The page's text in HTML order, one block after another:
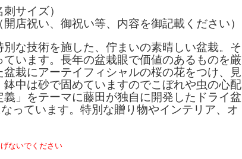
サイズ）
店祝い、御祝い等、内容を御記載ください）
な技術を施した、佇まいの素晴しい盆栽。そ
います。長年の盆栽眼で価値のあるものを厳
栽にアーテイフィシャルの桜の花をつけ、見
中は砂で固めていますのでこぼれや虫の心配
」をテーマに藤田が独自に開発したドライ盆
っています。特別な贈り物やインテリア、オ
ないでください